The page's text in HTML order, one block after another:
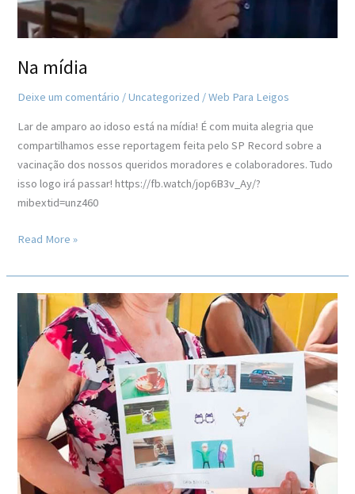
Na mídia
Deixe um comentário /Uncategorized /Web Para Leigos
Lar de amparo ao idoso está na mídia! É com muita alegria que
compartilhamos esse reportagem feita pelo SP Record sobre a
vacinação dos nossos queridos moradores e colaboradores. Tudo
isso logo irá passar! https://fb.watch/jop6B3v_Ay/?
mibextid=unz460
Read More »
Benefícios
colagem